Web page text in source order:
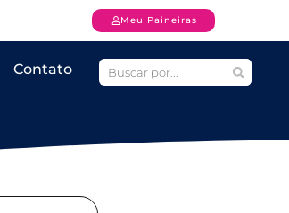
Meu Paineiras
Contato